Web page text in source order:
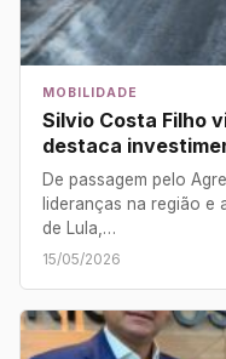
MOBILIDADE
Silvio Costa Filho
destaca
De passagem pelo
lideranças na região e
de Lula,…
15/05/2026